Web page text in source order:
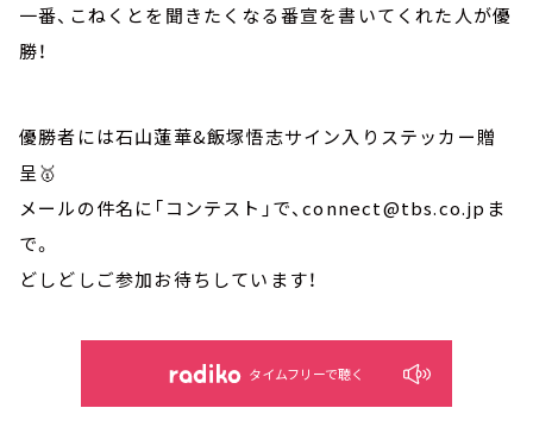
一番、こねくとを聞きたくなる番宣を書いてくれた人が優
勝！
優勝者には石山蓮華&飯塚悟志サイン入りステッカー贈
呈🥇
メールの件名に「コンテスト」で、connect@tbs.co.jpま
で。
どしどしご参加お待ちしています！
タイムフリーで聴く